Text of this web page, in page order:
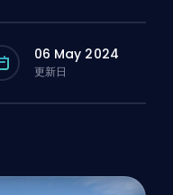
06 May 2024
更新日